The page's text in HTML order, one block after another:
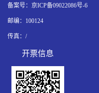
备案号： 京ICP备09022086号-6
邮编：100124
传真：/
开票信息